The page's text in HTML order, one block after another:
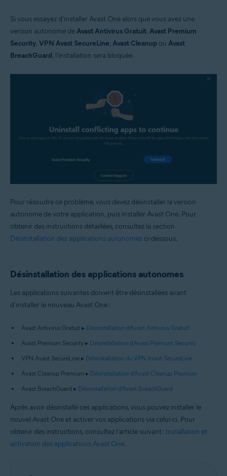
Si vous essayez d'installer Avast One alors que vous avez une
version autonome deAvast Antivirus Gratuit, Avast Premium
Security, VPN Avast SecureLine, Avast Cleanup ou Avast
BreachGuard, l'installation sera bloquée.
Pour résoudre ce problème, vous devez désinstaller la version
autonome de votre application, puis installer Avast One. Pour
obtenir des instructions détaillées, consultez la section
Désinstallation des applications autonomes ci-dessous.
Désinstallation des applications autonomes
Les applications suivantes doivent être désinstallées avant
d'installer le nouveau Avast One :
Avast Antivirus Gratuit ▸ Désinstallation d’Avast Antivirus Gratuit
Avast Premium Security ▸ Désinstallation d’Avast Premium Security
VPN Avast SecureLine ▸ Désinstallation du VPN Avast SecureLine
Avast Cleanup Premium ▸ Désinstallation d’Avast Cleanup Premium
Avast BreachGuard ▸ Désinstallation d’Avast BreachGuard
Après avoir désinstallé ces applications, vous pouvez installer le
nouvel Avast One et activer vos applications via celui-ci. Pour
obtenir des instructions, consultez l’article suivant : Installation et
activation des applications Avast One.